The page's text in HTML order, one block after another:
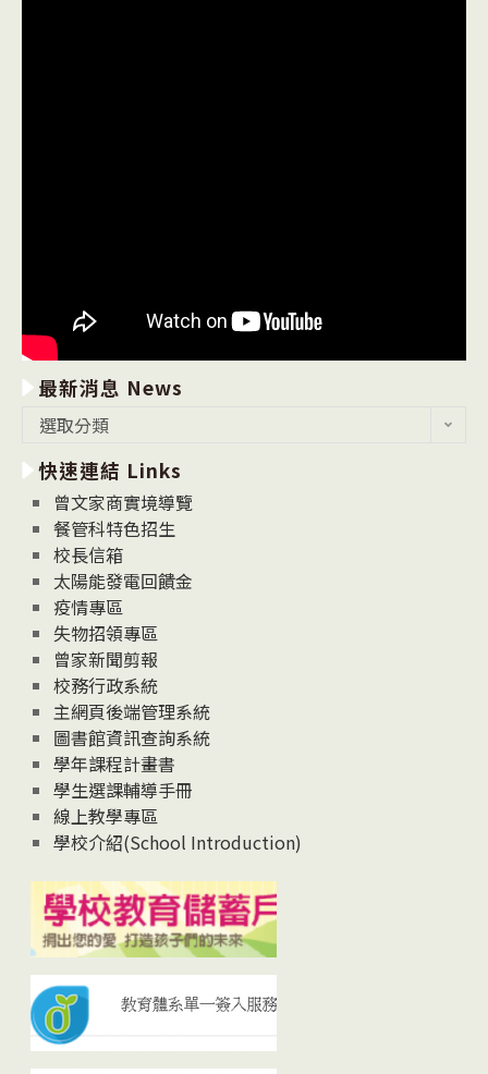
最新消息 News
消
息
News
選取分類
快速連結 Links
曾文家商實境導覽
餐管科特色招生
校長信箱
太陽能發電回饋金
疫情專區
失物招領專區
曾家新聞剪報
校務行政系統
主網頁後端管理系統
圖書館資訊查詢系統
學年課程計畫書
學生選課輔導手冊
線上教學專區
學校介紹(School Introduction)